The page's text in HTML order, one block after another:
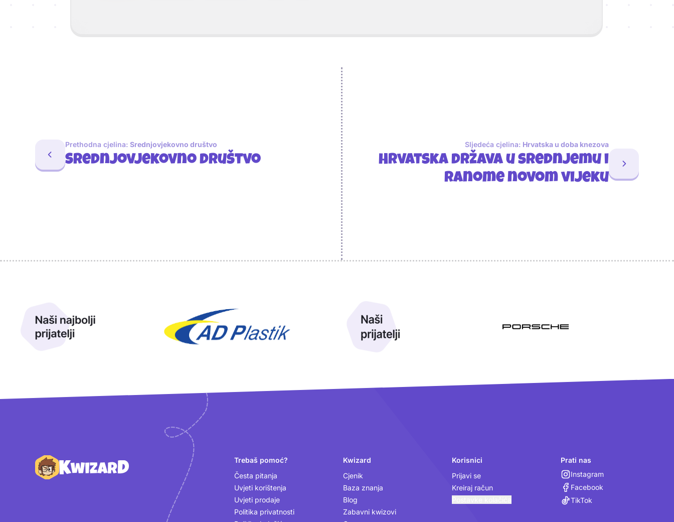
Prethodna cjelina: Srednjovjekovno društvo
Srednjovjekovno društvo
Sljedeća cjelina: Hrvatska u doba knezova
Hrvatska država u srednjemu i
ranome novom vijeku
Podnožje
Trebaš pomoć?
Česta pitanja
Uvjeti korištenja
Uvjeti prodaje
Politika privatnosti
Kwizard
Cjenik
Baza znanja
Blog
Zabavni kwizovi
Korisnici
Prijavi se
Kreiraj račun
Prati nas
Instagram
Facebook
TikTok